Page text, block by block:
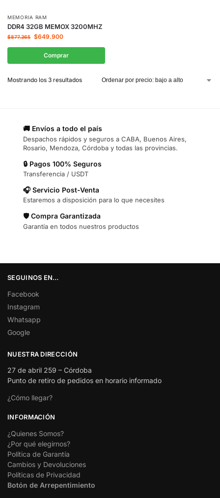
MEMORIA RAM
DDR4 32GB MEMOX 3200MHZ
$877.365 $649.900
Comprar
Mostrando los 3 resultados
🚚 Envíos a todo el país
Despachos rápidos y seguros a CABA, Buenos Aires,
Rosario, Mendoza, Córdoba y todas las provincias.
🔒 Pagos 100% Seguros
Transferencia / USDT
🎧 Servicio Post-Venta
Estaremos a disposición para lo que necesites
🛡️ Compra Garantizada
Garantía en todos nuestros productos
SEGUINOS EN…
Facebook
Instagram
Whatsapp
Google
NUESTRA DIRECCIÓN
27 de abril 259 – Córdoba
Punto de retiro de pedidos en horario informado
¿Cómo llegar?
INFORMACIÓN
¿Quienes Somos?
¿Por qué elegirnos?
Política de Garantía
Cambios y Devoluciones
Políticas de Privacidad
Botón de Arrepentimiento